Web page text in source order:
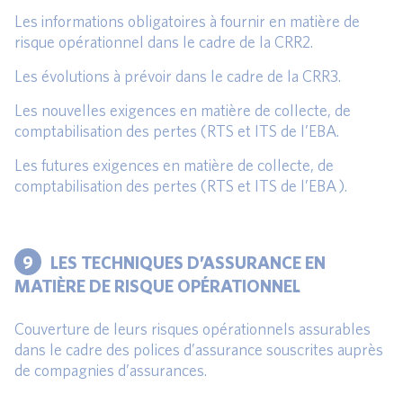
Les informations obligatoires à fournir en matière de
risque opérationnel dans le cadre de la CRR2.
Les évolutions à prévoir dans le cadre de la CRR3.
Les nouvelles exigences en matière de collecte, de
comptabilisation des pertes (RTS et ITS de l’EBA.
Les futures exigences en matière de collecte, de
comptabilisation des pertes (RTS et ITS de l’EBA ).
9
LES TECHNIQUES D’ASSURANCE EN
MATIÈRE DE RISQUE OPÉRATIONNEL
Couverture de leurs risques opérationnels assurables
dans le cadre des polices d’assurance souscrites auprès
de compagnies d’assurances.